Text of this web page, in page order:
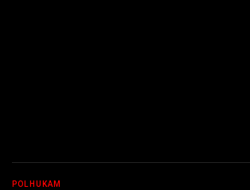
POLHUKAM